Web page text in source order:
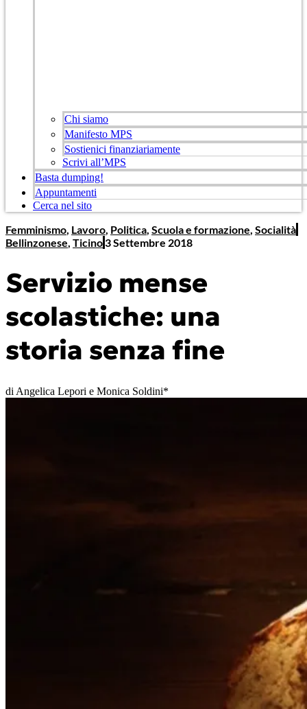
Chi siamo
Manifesto MPS
Sostienici finanziariamente
Scrivi all’MPS
Basta dumping!
Appuntamenti
Cerca nel sito
Femminismo, Lavoro, Politica, Scuola e formazione, Socialità
Bellinzonese, Ticino3 Settembre 2018
Servizio mense
scolastiche: una
storia senza fine
di Angelica Lepori e Monica Soldini*